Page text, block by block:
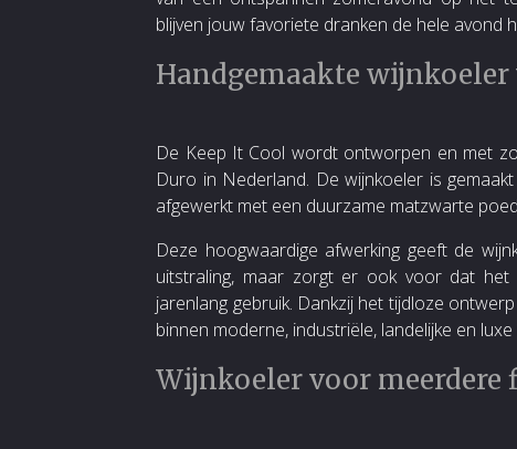
blijven jouw favoriete dranken de hele avond
Handgemaakte wijnkoeler
De Keep It Cool wordt ontworpen en met
Duro in Nederland. De wijnkoeler is
afgewerkt met een duurzame matzwarte
Deze hoogwaardige afwerking geeft de
uitstraling, maar zorgt er ook voor dat
jarenlang gebruik. Dankzij het tijdloze
binnen moderne, industriële, landelijke en
Wijnkoeler voor meerdere